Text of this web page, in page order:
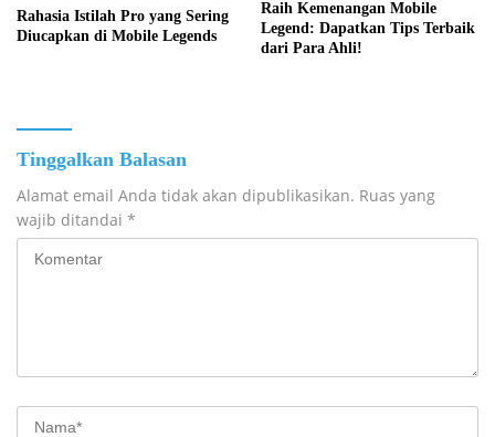
Rahasia Istilah Pro yang Sering
Diucapkan di Mobile Legends
Raih Kemenangan Mobile
Legend: Dapatkan Tips Terbaik
dari Para Ahli!
Tinggalkan Balasan
Alamat email Anda tidak akan dipublikasikan. Ruas yang
wajib ditandai *